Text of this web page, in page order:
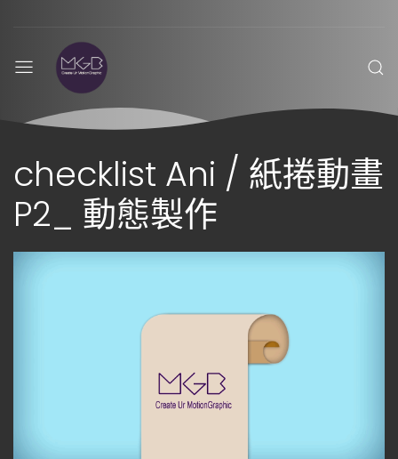
checklist Ani / 紙捲動畫
P2_ 動態製作